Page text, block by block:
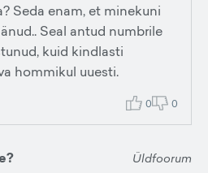
Seda enam, et minekuni
Seal antud numbrile
kuid kindlasti
hommikul uuesti.
0 0
Üldfoorum